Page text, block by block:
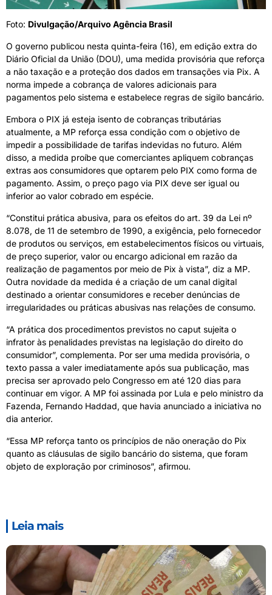
Foto: Divulgação/Arquivo Agência Brasil
O governo publicou nesta quinta-feira (16), em edição extra do
Diário Oficial da União (DOU), uma medida provisória que reforça
a não taxação e a proteção dos dados em transações via Pix. A
norma impede a cobrança de valores adicionais para
pagamentos pelo sistema e estabelece regras de sigilo bancário.
Embora o PIX já esteja isento de cobranças tributárias
atualmente, a MP reforça essa condição com o objetivo de
impedir a possibilidade de tarifas indevidas no futuro. Além
disso, a medida proíbe que comerciantes apliquem cobranças
extras aos consumidores que optarem pelo PIX como forma de
pagamento. Assim, o preço pago via PIX deve ser igual ou
inferior ao valor cobrado em espécie.
“Constitui prática abusiva, para os efeitos do art. 39 da Lei nº
8.078, de 11 de setembro de 1990, a exigência, pelo fornecedor
de produtos ou serviços, em estabelecimentos físicos ou virtuais,
de preço superior, valor ou encargo adicional em razão da
realização de pagamentos por meio de Pix à vista”, diz a MP.
Outra novidade da medida é a criação de um canal digital
destinado a orientar consumidores e receber denúncias de
irregularidades ou práticas abusivas nas relações de consumo.
“A prática dos procedimentos previstos no caput sujeita o
infrator às penalidades previstas na legislação do direito do
consumidor”, complementa. Por ser uma medida provisória, o
texto passa a valer imediatamente após sua publicação, mas
precisa ser aprovado pelo Congresso em até 120 dias para
continuar em vigor. A MP foi assinada por Lula e pelo ministro da
Fazenda, Fernando Haddad, que havia anunciado a iniciativa no
dia anterior.
“Essa MP reforça tanto os princípios de não oneração do Pix
quanto as cláusulas de sigilo bancário do sistema, que foram
objeto de exploração por criminosos”, afirmou.
Leia mais